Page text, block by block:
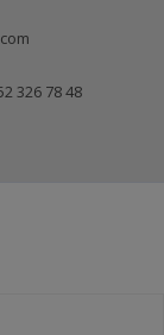
326 78 48